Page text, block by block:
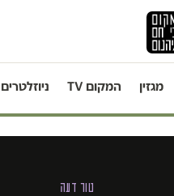
מגזין המקום TV ניוזלטרים
טור דעה